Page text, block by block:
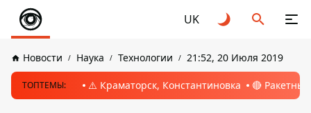
UK
Новости Наука Технологии 21:52, 20 Июля 2019
ТОПТЕМЫ: ⚠️ Краматорск, Константиновка 🔴